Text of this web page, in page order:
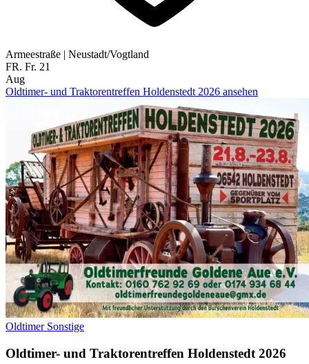
Armeestraße | Neustadt/Vogtland
FR. Fr. 21
Aug
Oldtimer- und Traktorentreffen Holdenstedt 2026 ansehen
Oldtimer Sonstige
Oldtimer- und Traktorentreffen Holdenstedt 2026